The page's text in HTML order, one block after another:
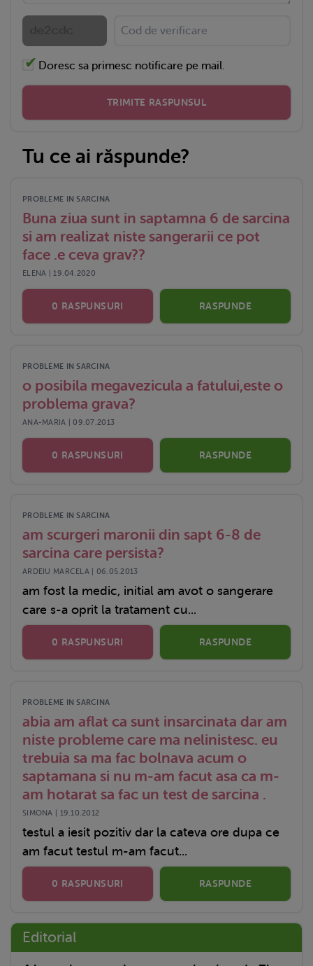
Doresc sa primesc notificare pe mail.
TRIMITE RASPUNSUL
Tu ce ai răspunde?
PROBLEME IN SARCINA
Buna ziua sunt in saptamna 6 de sarcina
si am realizat niste sangerarii ce pot
face .e ceva grav??
ELENA | 19.04.2020
0 RASPUNSURI RASPUNDE
PROBLEME IN SARCINA
o posibila megavezicula a fatului,este o
problema grava?
ANA-MARIA | 09.07.2013
0 RASPUNSURI RASPUNDE
PROBLEME IN SARCINA
am scurgeri maronii din sapt 6-8 de
sarcina care persista?
ARDEIU MARCELA | 06.05.2013
am fost la medic, initial am avot o sangerare
care s-a oprit la tratament cu...
0 RASPUNSURI RASPUNDE
PROBLEME IN SARCINA
abia am aflat ca sunt insarcinata dar am
niste probleme care ma nelinistesc. eu
trebuia sa ma fac bolnava acum o
saptamana si nu m-am facut asa ca m-
am hotarat sa fac un test de sarcina .
SIMONA | 19.10.2012
testul a iesit pozitiv dar la cateva ore dupa ce
am facut testul m-am facut...
0 RASPUNSURI RASPUNDE
Editorial